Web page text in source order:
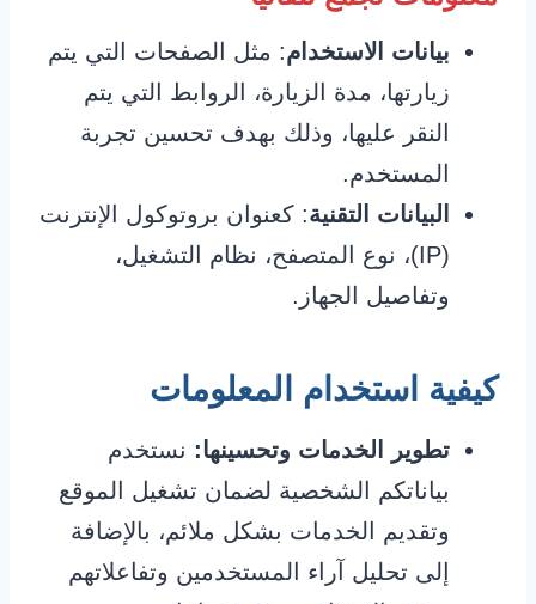
بيانات الاستخدام: مثل الصفحات التي يتم
زيارتها، مدة الزيارة، الروابط التي يتم
النقر عليها، وذلك بهدف تحسين تجربة
المستخدم.
البيانات التقنية: كعنوان بروتوكول الإنترنت
(IP)، نوع المتصفح، نظام التشغيل،
وتفاصيل الجهاز.
كيفية استخدام المعلومات
تطوير الخدمات وتحسينها: نستخدم
بياناتكم الشخصية لضمان تشغيل الموقع
وتقديم الخدمات بشكل ملائم، بالإضافة
إلى تحليل آراء المستخدمين وتفاعلاتهم